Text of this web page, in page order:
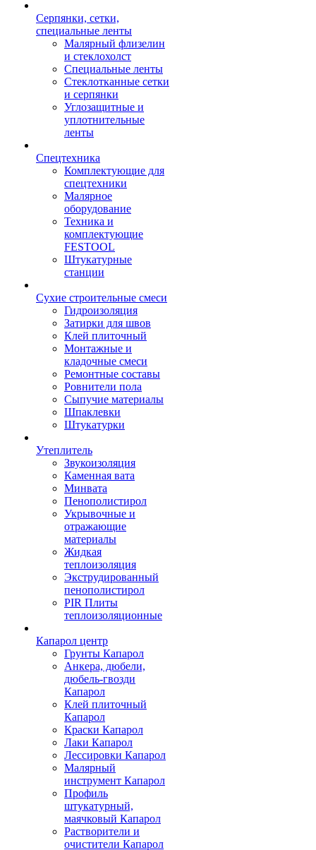
Серпянки, сетки,
специальные ленты
Малярный флизелин
и стеклохолст
Специальные ленты
Стеклотканные сетки
и серпянки
Углозащитные и
уплотнительные
ленты
Спецтехника
Комплектующие для
спецтехники
Малярное
оборудование
Техника и
комплектующие
FESTOOL
Штукатурные
станции
Сухие строительные смеси
Гидроизоляция
Затирки для швов
Клей плиточный
Монтажные и
кладочные смеси
Ремонтные составы
Ровнители пола
Сыпучие материалы
Шпаклевки
Штукатурки
Утеплитель
Звукоизоляция
Каменная вата
Минвата
Пенополистирол
Укрывочные и
отражающие
материалы
Жидкая
теплоизоляция
Экструдированный
пенополистирол
PIR Плиты
теплоизоляционные
Капарол центр
Грунты Капарол
Анкера, дюбели,
дюбель-гвозди
Капарол
Клей плиточный
Капарол
Краски Капарол
Лаки Капарол
Лессировки Капарол
Малярный
инструмент Капарол
Профиль
штукатурный,
маячковый Капарол
Растворители и
очистители Капарол